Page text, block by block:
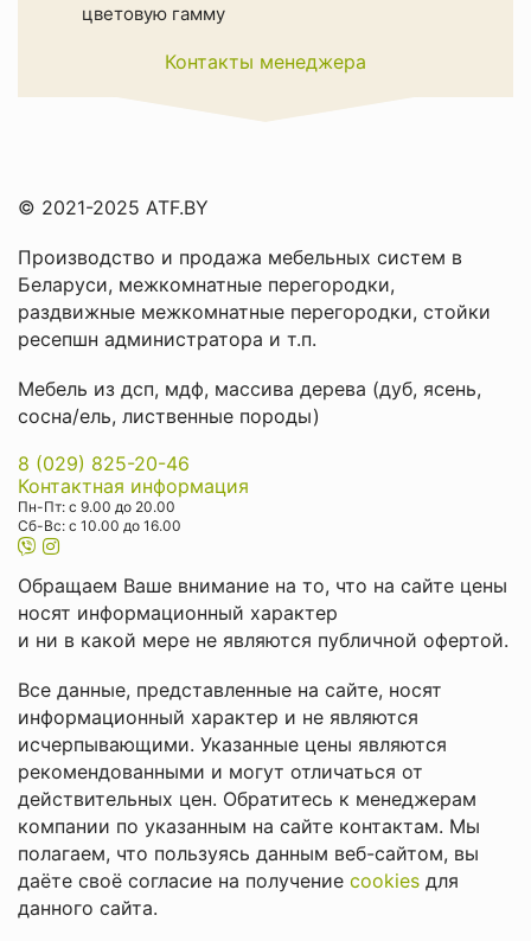
цветовую гамму
Контакты менеджера
© 2021-2025 ATF.BY
Производство и продажа мебельных систем в
Беларуси, межкомнатные перегородки,
раздвижные межкомнатные перегородки, стойки
ресепшн администратора и т.п.
Мебель из дсп, мдф, массива дерева (дуб, ясень,
сосна/ель, лиственные породы)
8 (029) 825-20-46
Контактная информация
Пн-Пт: с 9.00 до 20.00
Cб-Вс: с 10.00 до 16.00
Обращаем Ваше внимание на то, что на сайте цены
носят информационный характер
и ни в какой мере не являются публичной офертой.
Все данные, представленные на сайте, носят
информационный характер и не являются
исчерпывающими. Указанные цены являются
рекомендованными и могут отличаться от
действительных цен. Обратитесь к менеджерам
компании по указанным на сайте контактам. Мы
полагаем, что пользуясь данным веб-сайтом, вы
даёте своё согласие на получение cookies для
данного сайта.